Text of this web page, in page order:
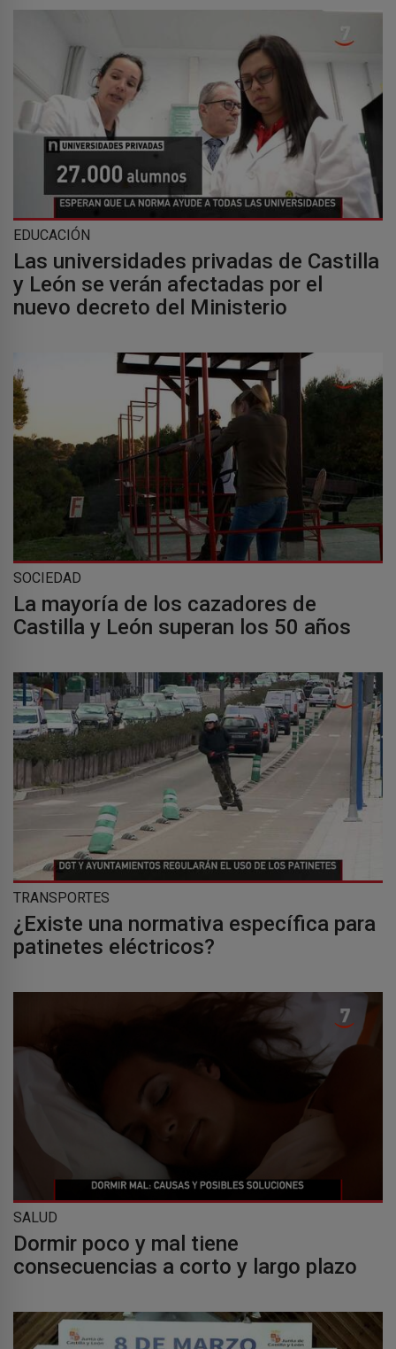
EDUCACIÓN
Las universidades privadas de Castilla
y León se verán afectadas por el
nuevo decreto del Ministerio
SOCIEDAD
La mayoría de los cazadores de
Castilla y León superan los 50 años
TRANSPORTES
¿Existe una normativa específica para
patinetes eléctricos?
SALUD
Dormir poco y mal tiene
consecuencias a corto y largo plazo